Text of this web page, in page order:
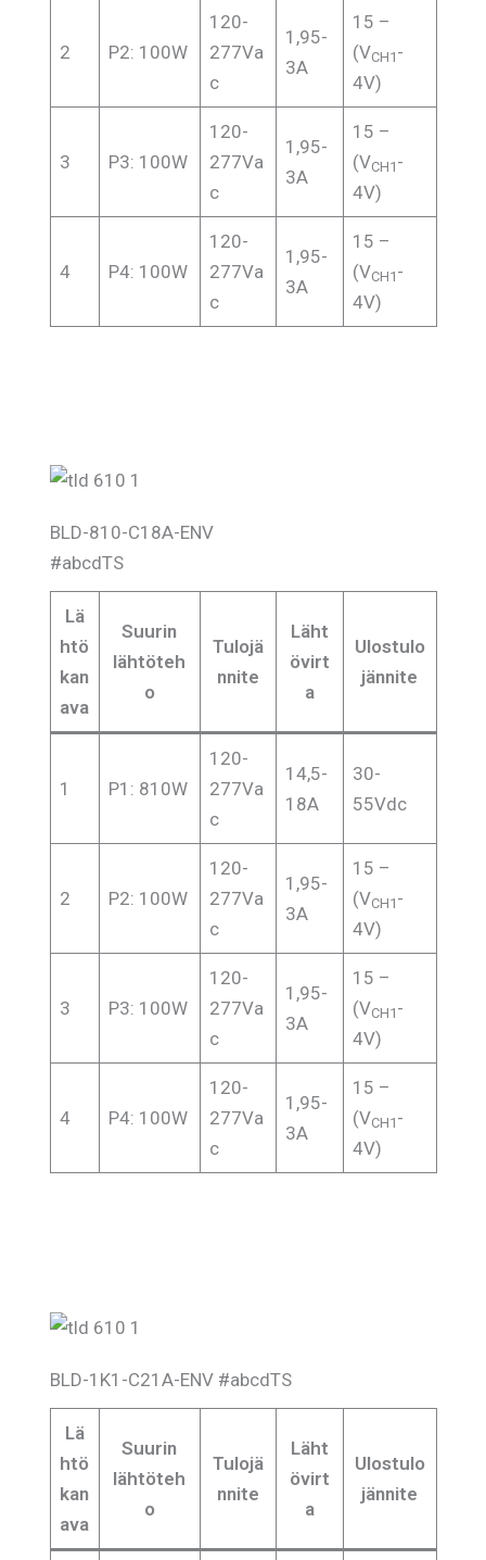
2 P2: 100W
120-
277Va
c
1,95-
3A
15 –
(VCH1 -
4V)
3 P3: 100W
120-
277Va
c
1,95-
3A
15 –
(VCH1 -
4V)
4 P4: 100W
120-
277Va
c
1,95-
3A
15 –
(VCH1 -
4V)
BLD-810-C18A-ENV
#abcdTS
Lä
htö
kan
ava
Suurin
lähtöteh
o
Tulojä
nnite
Läht
övirt
a
Ulostulo
jännite
1 P1: 810W
120-
277Va
c
14,5-
18A
30-
55Vdc
2 P2: 100W
120-
277Va
c
1,95-
3A
15 –
(VCH1 -
4V)
3 P3: 100W
120-
277Va
c
1,95-
3A
15 –
(VCH1 -
4V)
4 P4: 100W
120-
277Va
c
1,95-
3A
15 –
(VCH1 -
4V)
BLD-1K1-C21A-ENV #abcdTS
Lä
htö
kan
ava
Suurin
lähtöteh
o
Tulojä
nnite
Läht
övirt
a
Ulostulo
jännite